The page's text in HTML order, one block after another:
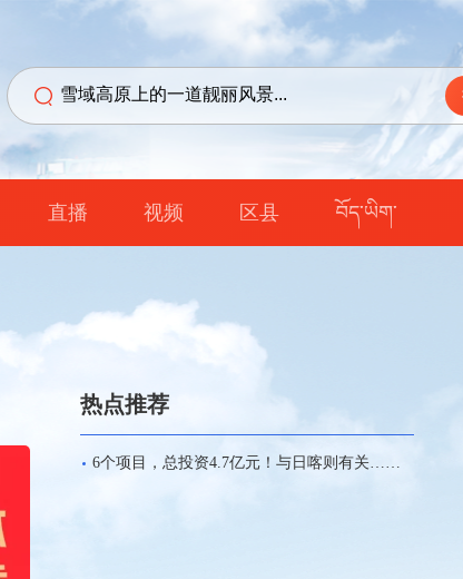
直播 视频 区县 བོད་ཡིག་
热点推荐
6个项目，总投资4.7亿元！与日喀则有关……